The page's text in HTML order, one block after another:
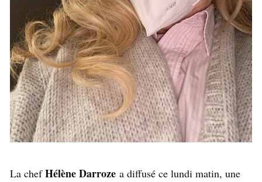
La chefHélène Darroze a diffusé ce lundi matin, une